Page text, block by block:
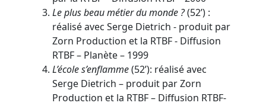
Le plus beau métier du monde ?(52’) :
réalisé avec Serge Dietrich - produit par
Zorn Production et la RTBF - Diffusion
RTBF – Planète – 1999
L’école s’enflamme(52’): réalisé avec
Serge Dietrich – produit par Zorn
Production et la RTBF – Diffusion RTBF-